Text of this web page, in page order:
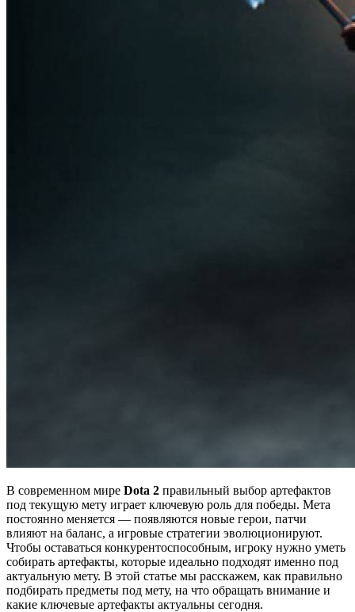
В современном мире Dota 2 правильный выбор артефактов
под текущую мету играет ключевую роль для победы. Мета
постоянно меняется — появляются новые герои, патчи
влияют на баланс, а игровые стратегии эволюционируют.
Чтобы оставаться конкурентоспособным, игроку нужно уметь
собирать артефакты, которые идеально подходят именно под
актуальную мету. В этой статье мы расскажем, как правильно
подбирать предметы под мету, на что обращать внимание и
какие ключевые артефакты актуальны сегодня.